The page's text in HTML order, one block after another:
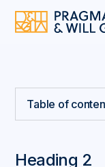
Heading 2
Table of